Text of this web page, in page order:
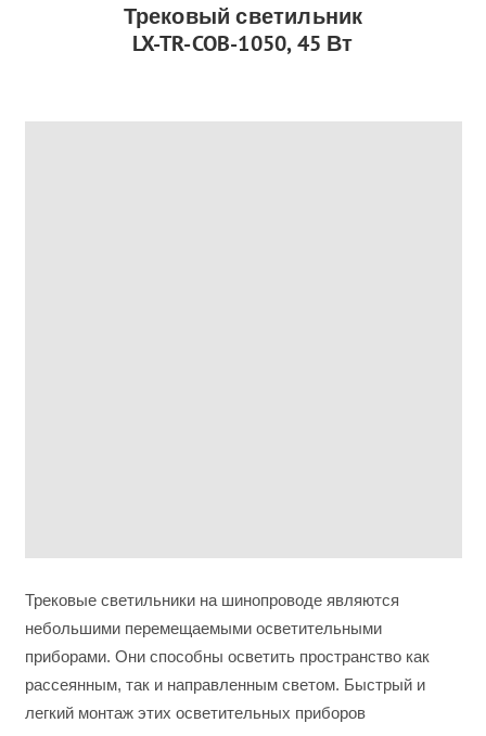
Трековый светильник
LX-TR-COB-1050, 45 Вт
Трековые светильники на шинопроводе являются
небольшими перемещаемыми осветительными
приборами. Они способны осветить пространство как
рассеянным, так и направленным светом. Быстрый и
легкий монтаж этих осветительных приборов